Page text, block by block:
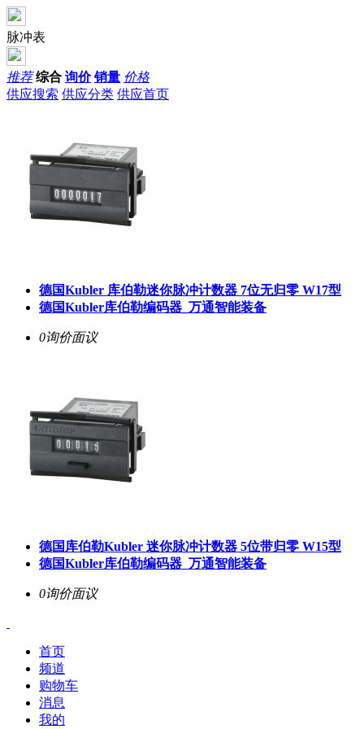
脉冲表
推荐 综合 询价 销量 价格
供应搜索 供应分类 供应首页
德国Kubler 库伯勒迷你脉冲计数器 7位无归零 W17型
德国Kubler库伯勒编码器_万通智能装备
0询价面议
德国库伯勒Kubler 迷你脉冲计数器 5位带归零 W15型
德国Kubler库伯勒编码器_万通智能装备
0询价面议
首页
频道
购物车
消息
我的